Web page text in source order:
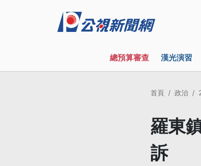
總預算審查 漢光演習
首頁 政治
羅東
訴